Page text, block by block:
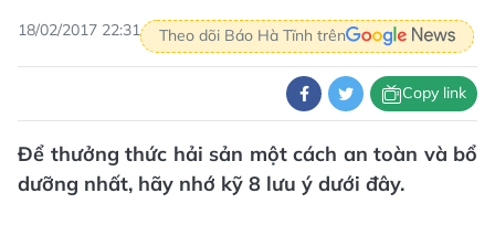
18/02/2017 22:31 Theo dõi Báo Hà Tĩnh trên
Copy link
Để thưởng thức hải sản một cách an toàn và bổ
dưỡng nhất, hãy nhớ kỹ 8 lưu ý dưới đây.